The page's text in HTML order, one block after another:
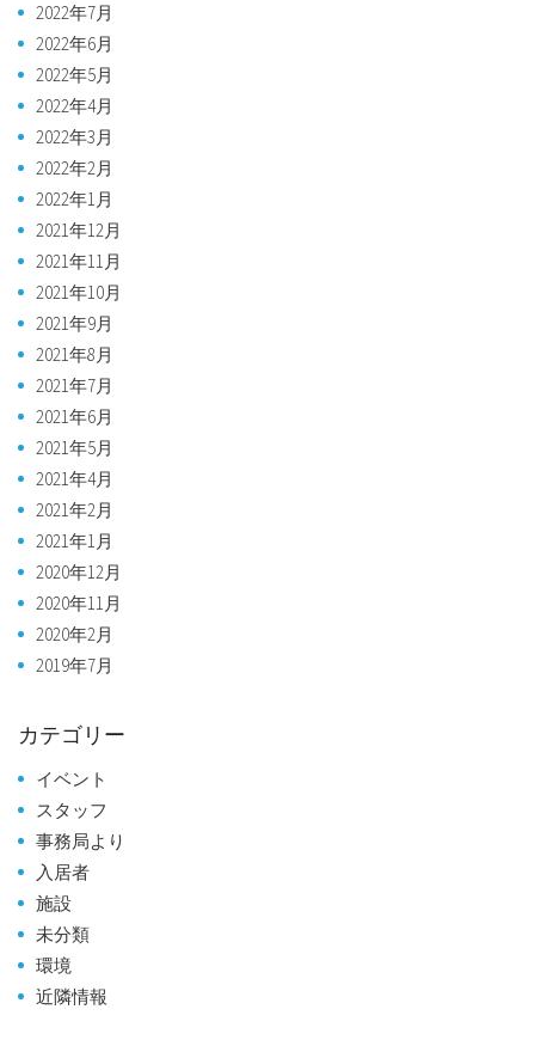
2022年7月
2022年6月
2022年5月
2022年4月
2022年3月
2022年2月
2022年1月
2021年12月
2021年11月
2021年10月
2021年9月
2021年8月
2021年7月
2021年6月
2021年5月
2021年4月
2021年2月
2021年1月
2020年12月
2020年11月
2020年2月
2019年7月
カテゴリー
イベント
スタッフ
事務局より
入居者
施設
未分類
環境
近隣情報